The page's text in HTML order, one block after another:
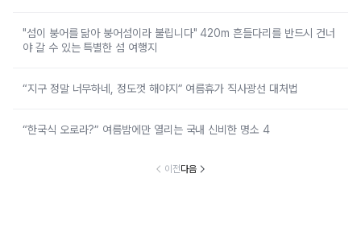
"섬이 붕어를 닮아 붕어섬이라 불립니다" 420m 흔들다리를 반드시 건너
야 갈 수 있는 특별한 섬 여행지
“지구 정말 너무하네, 정도껏 해야지” 여름휴가 직사광선 대처법
“한국식 오로라?” 여름밤에만 열리는 국내 신비한 명소 4
이전다음